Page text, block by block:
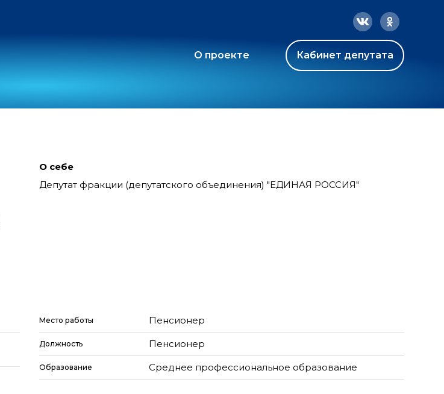
О проекте Кабинет депутата
О себе
Депутат фракции (депутатского объединения) "ЕДИНАЯ РОССИЯ"
Место работы Пенсионер
Должность Пенсионер
Образование Среднее профессиональное образование